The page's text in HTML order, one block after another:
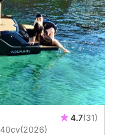
4.7(31)
Barco sem licença AQUA 24 T5 40cv(2026)